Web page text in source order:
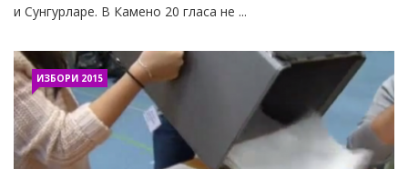
и Сунгурларе. В Камено 20 гласа не ...
ИЗБОРИ 2015